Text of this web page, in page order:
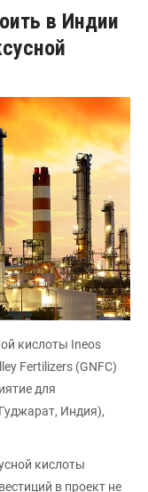
в Индии
кислоты Ineos
Fertilizers (GNFC)
для
Индия),
кислоты
в проект не